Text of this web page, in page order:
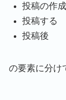
投稿の作成
投稿する
投稿後
の要素に分け